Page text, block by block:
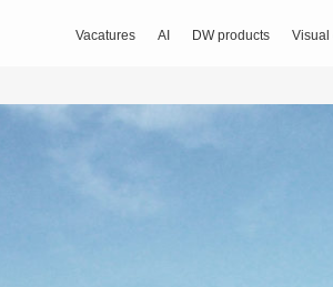
Vacatures AI DW products Visual